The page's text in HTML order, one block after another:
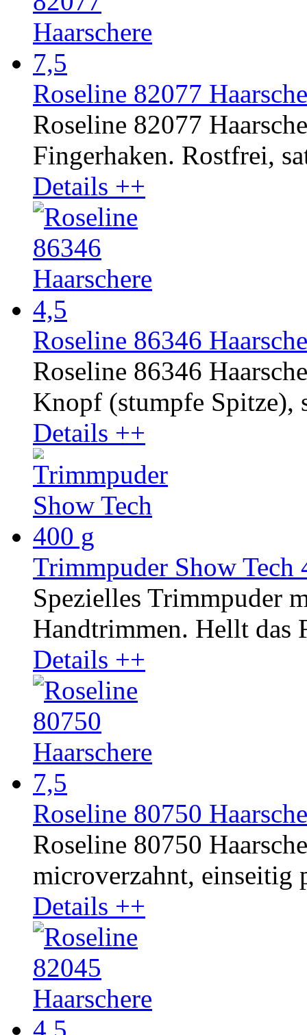
Roseline 82077
Roseline 82077
Fingerhaken. Rostfrei,
Details ++
Roseline 86346
Roseline 86346
Knopf (stumpfe Spitze),
Details ++
Trimmpuder Show Tech
Spezielles Trimmpuder
Handtrimmen. Hellt das
Details ++
Roseline 80750
Roseline 80750
microverzahnt, einseitig
Details ++